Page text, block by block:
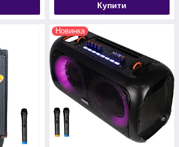
Купити
Новинка